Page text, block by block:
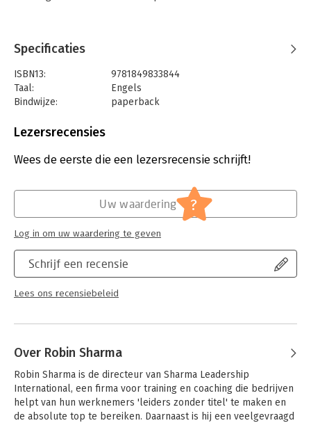
Specificaties
ISBN13:
9781849833844
Taal:
Engels
Bindwijze:
paperback
Uitgever:
Lezersrecensies
Wees de eerste die een lezersrecensie schrijft!
Schrijf een recensie
Lees ons recensiebeleid
Uw waardering ?
Log in om uw waardering te geven
Over Robin Sharma
Robin Sharma is de directeur van Sharma Leadership
International, een firma voor training en coaching die bedrijven
helpt van hun werknemers 'leiders zonder titel' te maken en
de absolute top te bereiken. Daarnaast is hij een veelgevraagd